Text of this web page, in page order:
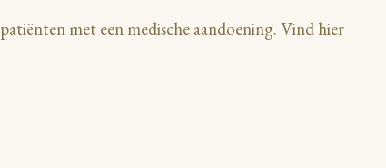
met een medische aandoening. Vind hier